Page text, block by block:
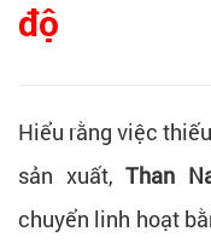
độ
Hiểu rằng việc
sản xuất,Than
chuyển linh hoạt